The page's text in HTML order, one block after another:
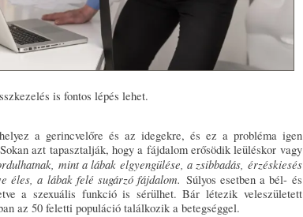
is fontos lépés lehet.
a gerincvelőre és az idegekre, és ez a probléma igen
azt tapasztalják, hogy a fájdalom erősödik leüléskor vagy
mint a lábak elgyengülése, a zsibbadás, érzéskiesés
éles, a lábak felé sugárzó fájdalom. Súlyos esetben a bél- és
a szexuális funkció is sérülhet. Bár létezik veleszületett
az 50 feletti populáció találkozik a betegséggel.